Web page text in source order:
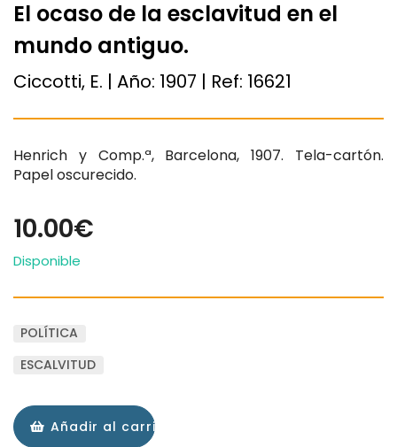
El ocaso de la esclavitud en el
mundo antiguo.
Ciccotti, E. | Año: 1907 | Ref: 16621
Henrich y Comp.ª, Barcelona, 1907. Tela-cartón.
Papel oscurecido.
10.00€
Disponible
POLÍTICA
ESCALVITUD
Añadir al carrito